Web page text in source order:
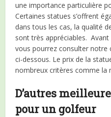
une importance particulière
Certaines statues s’offrent
dans tous les cas, la qualité
sont très appréciables.
vous pourrez consulter
ci-dessous. Le prix de la
nombreux critères comme la
D’autres
pour un golfeur